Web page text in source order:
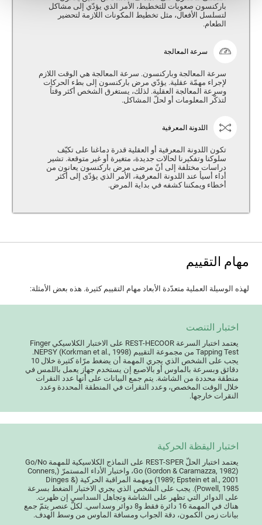
باركنسون صعوبات للتخطيط، الأمر الذي يؤدّي إلى مشاكل
لتسلسل الأفعال، مثل تخطيط المكونات اللازمة لتحضير
الطعام.
سرعة المعالجة
سرعة المعالجة وباركنسون. سرعة المعالجة هي الوقت اللازم
لإجراء مهمّة عقلية. يؤدّي مرض باركنسون إلى بطء الحركات
وسرعة المعالجة العقلية. لذلك، يستغرق الشخص أكثر وقتاً
لتذكّر المعلومات أو لحلّ المشاكل.
اللدونة المعرفية
تكون اللدونة المعرفية أو العقلية قدرة دماغنا على تكيّف
سلوكنا وتفكيرنا لحالات جديدة، متغيرة أو غير متوقعة. تشير
دراسات مختلفة إلى أنّ مرضى مرض باركنسون يعانون من
أداء أسيأ عند اللدونة المعرفية، الأمر الذي يؤدّى إلى أكثر
أخطاء ويمكننا كشفه في بداية المرض.
مهام التقييم
لهذه الوسيلة العملية متعدّدة الأبعاد مهام التقييم كثيرة. هذه بعض الأمثلة:
اختبار التنصت
يعتمد اختبار السرعة REST-HECOOR على الاختبار الكلاسيكي Finger
Tapping Test من مجموعة التقييم NEPSY (Korkman et al., 1998).
يجب على الشخص الذي يجري المهمة أن يضغط مرّاة كثيرة خلال 10
دقائق وبسرعة بالماوس أو بالاصبع إن يستخدم جهاز يعمل باللمس في
منطقة محددة من الشاشة. يتم جمع البيانات على أنها عدد النقرات
خلال الوقت المخصص، وعدد النقرات في المنطقة المحددة وعدد
النقرات خارجها.
اختبار اليقظة الحركية
يعتمد اختبار الحلّ REST-SPER على النماذج الكلاسيكية للمهمة Go/No
Go (Gordon & Caramazza, 1982)، واختبار الأداء المستمرّ (Conners,
1989; Epstein et al., 2001) ومهمة المراقبة الحركية (Dinges &
Powell, 1985). يجب على الشخص الذي يجري الاختبار الضغط بسرعة
على الدوائر التي تظهر على الشاشة وتجاهل السداسي إن ظهرت.
هناك في المهمة 16 دائرة فقط و8 دوائر وسداسي. لكلّ عنصر يتمّ جمع
بيانات زمن الكمون، دقة الجواب ومسافة الماوس من وسط الهدف.